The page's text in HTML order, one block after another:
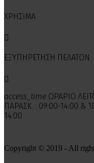
ΧΡΗΣΙΜΑ

ΕΞΥΠΗΡΕΤΗΣΗ ΠΕΛΑΤΩΝ

access_time ΩΡΑΡΙΟ
ΠΑΡΑΣΚ. : 09:00-14:00 &
14:00
Copyright © 2019 - All